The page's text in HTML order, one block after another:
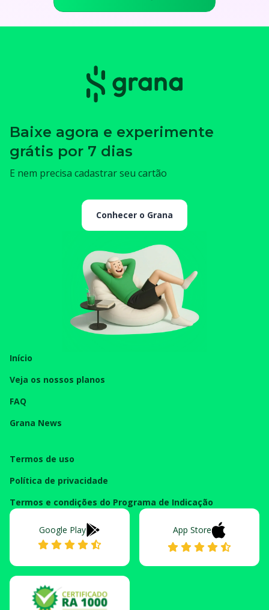
Baixe agora e experimente
grátis por 7 dias
E nem precisa cadastrar seu cartão
Conhecer o Grana
Início
Veja os nossos planos
FAQ
Grana News
Termos de uso
Política de privacidade
Termos e condições do Programa de Indicação
Google Play App Store